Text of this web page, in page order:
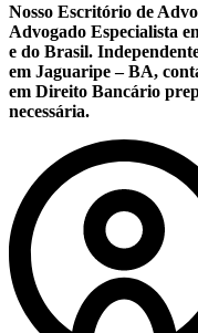
Nosso Escritório de
Advogado Especialista
e do Brasil.
em Jaguaripe – BA,
em Direito Bancário
necessária.